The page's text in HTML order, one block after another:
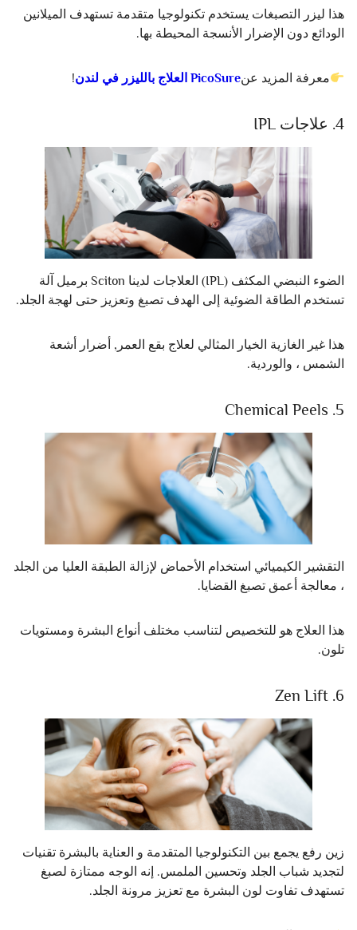
هذا ليزر التصبغات يستخدم تكنولوجيا متقدمة تستهدف الميلانين
الودائع دون الإضرار الأنسجة المحيطة بها.
معرفة المزيد عنPicoSure العلاج بالليزر في لندن !
4. علاجات IPL
الضوء النبضي المكثف (IPL) العلاجات لدينا Sciton برميل آلة
تستخدم الطاقة الضوئية إلى الهدف تصبغ وتعزيز حتى لهجة الجلد.
هذا غير الغازية الخيار المثالي لعلاج بقع العمر, أضرار أشعة
الشمس ، والوردية.
5. Chemical Peels
التقشير الكيميائي استخدام الأحماض لإزالة الطبقة العليا من الجلد
، معالجة أعمق تصبغ القضايا.
هذا العلاج هو للتخصيص لتناسب مختلف أنواع البشرة ومستويات
تلون.
6. Zen Lift
زين رفع يجمع بين التكنولوجيا المتقدمة و العناية بالبشرة تقنيات
لتجديد شباب الجلد وتحسين الملمس. إنه الوجه ممتازة لصبغ
تستهدف تفاوت لون البشرة مع تعزيز مرونة الجلد.